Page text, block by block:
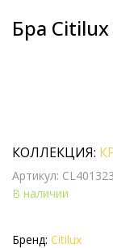
Бра
КОЛЛЕКЦИЯ:
Артикул: CL401323
В наличии
Бренд: Citilux